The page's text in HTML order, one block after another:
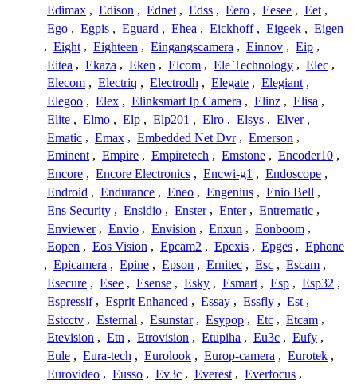
Edimax , Edison , Ednet , Edss , Eero , Eesee , Eet ,
Ego , Egpis , Eguard , Ehea , Eickhoff , Eigeek , Eigen
, Eight , Eighteen , Eingangscamera , Einnov , Eip ,
Eitea , Ekaza , Eken , Elcom , Ele Technology , Elec ,
Elecom , Electriq , Electrodh , Elegate , Elegiant ,
Elegoo , Elex , Elinksmart Ip Camera , Elinz , Elisa ,
Elite , Elmo , Elp , Elp201 , Elro , Elsys , Elver ,
Ematic , Emax , Embedded Net Dvr , Emerson ,
Eminent , Empire , Empiretech , Emstone , Encoder10 ,
Encore , Encore Electronics , Encwi-g1 , Endoscope ,
Endroid , Endurance , Eneo , Engenius , Enio Bell ,
Ens Security , Ensidio , Enster , Enter , Entrematic ,
Enviewer , Envio , Envision , Enxun , Eonboom ,
Eopen , Eos Vision , Epcam2 , Epexis , Epges , Ephone
, Epicamera , Epine , Epson , Ernitec , Esc , Escam ,
Esecure , Esee , Esense , Esky , Esmart , Esp , Esp32 ,
Espressif , Esprit Enhanced , Essay , Essfly , Est ,
Estcctv , Esternal , Esunstar , Esypop , Etc , Etcam ,
Etevision , Etn , Etrovision , Etupiha , Eu3c , Eufy ,
Eule , Eura-tech , Eurolook , Europ-camera , Eurotek ,
Eurovideo , Eusso , Ev3c , Everest , Everfocus ,